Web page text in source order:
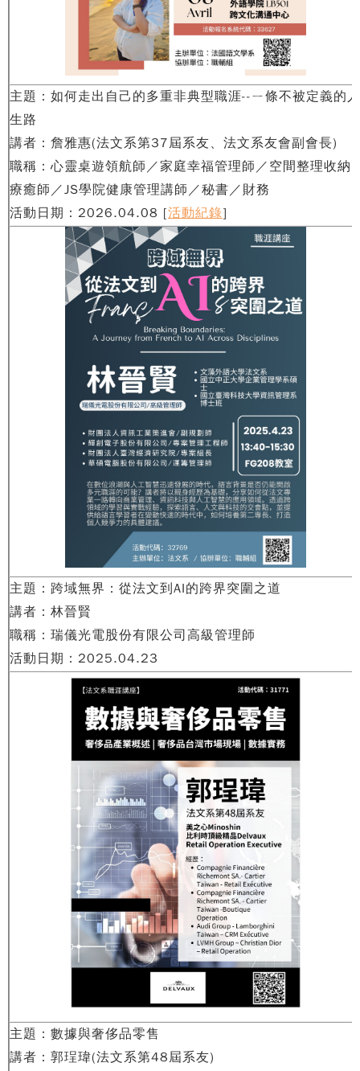
主題 ：如何走出自己的多重非典型職涯--ㄧ條不被定義的人
生路
講者：詹雅惠(法文系第37屆系友、法文系友會副會長)
職稱：心靈桌遊領航師／家庭幸福管理師／空間整理收納
療癒師／JS學院健康管理講師／秘書／財務
活動日期： 2026.04.08 [活動紀錄]
主題：跨域無界：從法文到AI的跨界突圍之道
講者：林晉賢
職稱：瑞儀光電股份有限公司高級管理師
活動日期： 2025.04.23
主題：數據與奢侈品零售
講者：郭珵瑋(法文系第48屆系友)